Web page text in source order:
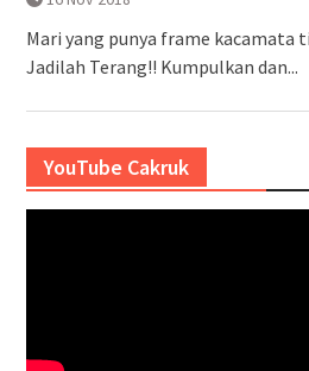
Mari yang punya frame kacamata
Jadilah Terang!! Kumpulkan dan...
YouTube Cakruk